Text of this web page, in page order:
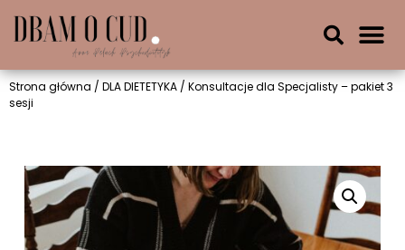
Strona główna / DLA DIETETYKA / Konsultacje dla Specjalisty – pakiet 3
sesji